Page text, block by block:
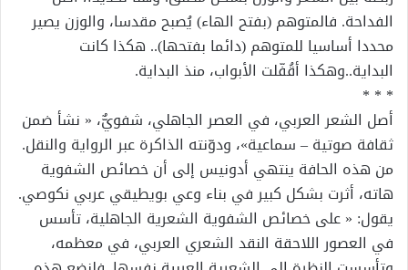
الفداحة. فالمتوهم (بفتح الهاء) يُصبح مقدسا، والوزن يصير
محددا أساسيا للمتوهم (دائما بفتحها).. هكذا كانت
البداية..وهكذا أقُفّلت الأبواب، منذ البداية.
* * *
أصل الشعر العربي، في العصر الجاهلي، شفويٌّ، « نشأ ضمن
ثقافة صوتية – سماعية»، ودوّنته الذاكرة عبر الرواية والنقل.
من هذه الحافة ينتهي أدونيس إلى أن خصائص الشفوية
هاته، أثرت بشكل كبير في بناء وعي بويطيقي عربي نكوصي.
يقول: « على خصائص الشفوية الشعرية الجاهلية، تأسس
في العصور اللاحقة النقد الشعري العربي، في معظمه،